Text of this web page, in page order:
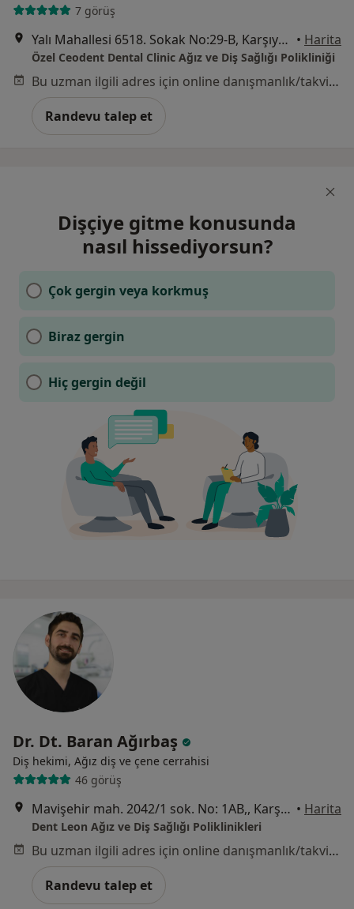
7 görüş
Yalı Mahallesi 6518. Sokak No:29-B, Karşıyaka • Harita
Özel Ceodent Dental Clinic Ağız ve Diş Sağlığı Polikliniği
Bu uzman ilgili adres için online danışmanlık/takvim sunmuyor.
Randevu talep et
Dişçiye gitme konusunda
nasıl hissediyorsun?
Çok gergin veya korkmuş
Biraz gergin
Hiç gergin değil
Dr. Dt. Baran Ağırbaş
Diş hekimi, Ağız diş ve çene cerrahisi
46 görüş
Mavişehir mah. 2042/1 sok. No: 1AB,, Karşıyaka • Harita
Dent Leon Ağız ve Diş Sağlığı Poliklinikleri
Bu uzman ilgili adres için online danışmanlık/takvim sunmuyor.
Randevu talep et